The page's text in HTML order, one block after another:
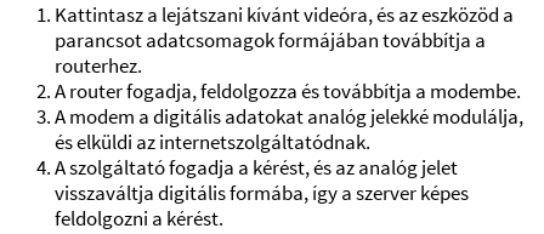
Kattintasz a lejátszani kívánt videóra, és az eszközöd a
parancsot adatcsomagok formájában továbbítja a
routerhez.
A router fogadja, feldolgozza és továbbítja a modembe.
A modem a digitális adatokat analóg jelekké modulálja,
és elküldi az internetszolgáltatódnak.
A szolgáltató fogadja a kérést, és az analóg jelet
visszaváltja digitális formába, így a szerver képes
feldolgozni a kérést.